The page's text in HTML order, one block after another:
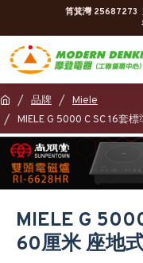
筲箕灣 25687273
品牌
Miele
MIELE G 5000 C SC 16套
MIELE G
60厘米 座地